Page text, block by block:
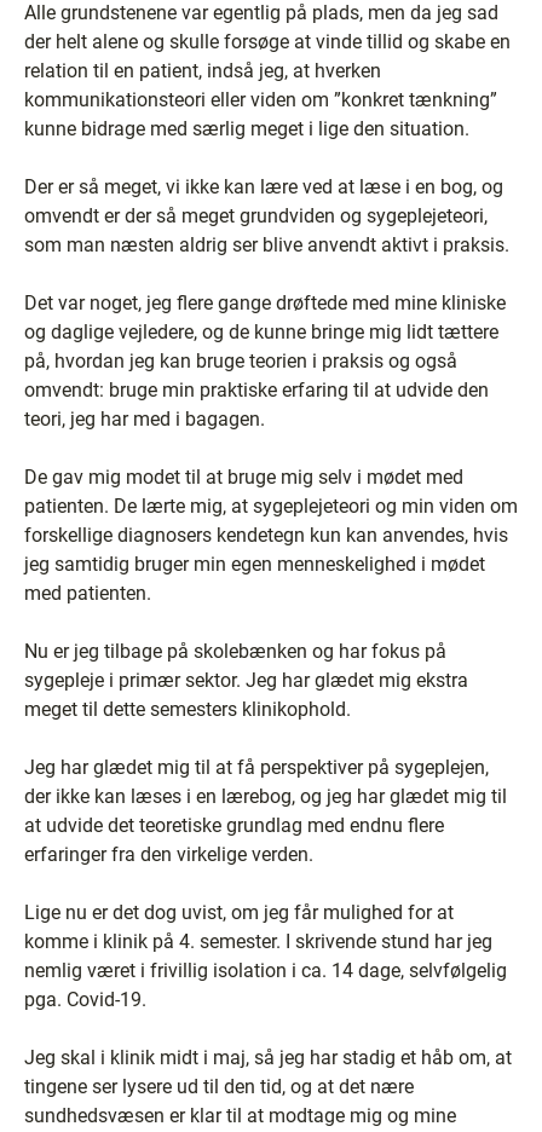
Alle grundstenene var egentlig på plads, men da jeg sad
der helt alene og skulle forsøge at vinde tillid og skabe en
relation til en patient, indså jeg, at hverken
kommunikationsteori eller viden om ”konkret tænkning”
kunne bidrage med særlig meget i lige den situation.
Der er så meget, vi ikke kan lære ved at læse i en bog, og
omvendt er der så meget grundviden og sygeplejeteori,
som man næsten aldrig ser blive anvendt aktivt i praksis.
Det var noget, jeg flere gange drøftede med mine kliniske
og daglige vejledere, og de kunne bringe mig lidt tættere
på, hvordan jeg kan bruge teorien i praksis og også
omvendt: bruge min praktiske erfaring til at udvide den
teori, jeg har med i bagagen.
De gav mig modet til at bruge mig selv i mødet med
patienten. De lærte mig, at sygeplejeteori og min viden om
forskellige diagnosers kendetegn kun kan anvendes, hvis
jeg samtidig bruger min egen menneskelighed i mødet
med patienten.
Nu er jeg tilbage på skolebænken og har fokus på
sygepleje i primær sektor. Jeg har glædet mig ekstra
meget til dette semesters klinikophold.
Jeg har glædet mig til at få perspektiver på sygeplejen,
der ikke kan læses i en lærebog, og jeg har glædet mig til
at udvide det teoretiske grundlag med endnu flere
erfaringer fra den virkelige verden.
Lige nu er det dog uvist, om jeg får mulighed for at
komme i klinik på 4. semester. I skrivende stund har jeg
nemlig været i frivillig isolation i ca. 14 dage, selvfølgelig
pga. Covid-19.
Jeg skal i klinik midt i maj, så jeg har stadig et håb om, at
tingene ser lysere ud til den tid, og at det nære
sundhedsvæsen er klar til at modtage mig og mine